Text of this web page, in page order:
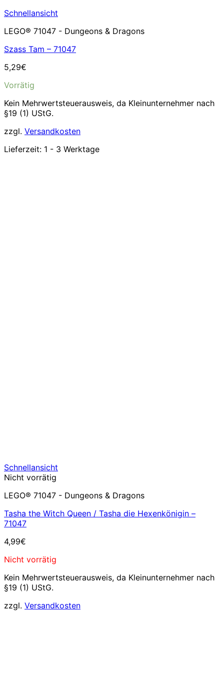
Schnellansicht
LEGO® 71047 - Dungeons & Dragons
Szass Tam – 71047
5,29€
Vorrätig
Kein Mehrwertsteuerausweis, da Kleinunternehmer nach
§19 (1) UStG.
zzgl. Versandkosten
Lieferzeit: 1 - 3 Werktage
Schnellansicht
Nicht vorrätig
LEGO® 71047 - Dungeons & Dragons
Tasha the Witch Queen / Tasha die Hexenkönigin –
71047
4,99€
Nicht vorrätig
Kein Mehrwertsteuerausweis, da Kleinunternehmer nach
§19 (1) UStG.
zzgl. Versandkosten